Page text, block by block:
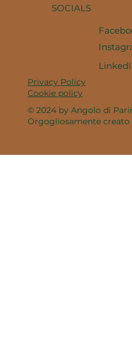
SOCIALS
Privacy Policy
Cookie policy
© 2024 by Angolo di
Orgogliosamente creato